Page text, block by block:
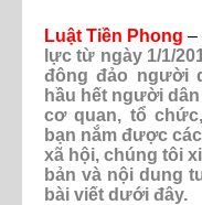
Luật Tiền Phong –
lực từ ngày 1/1/
đông đảo người
hầu hết người
cơ quan, tổ
bạn nắm được
xã hội, chúng tôi
bản và nội dung
bài viết dưới đây.